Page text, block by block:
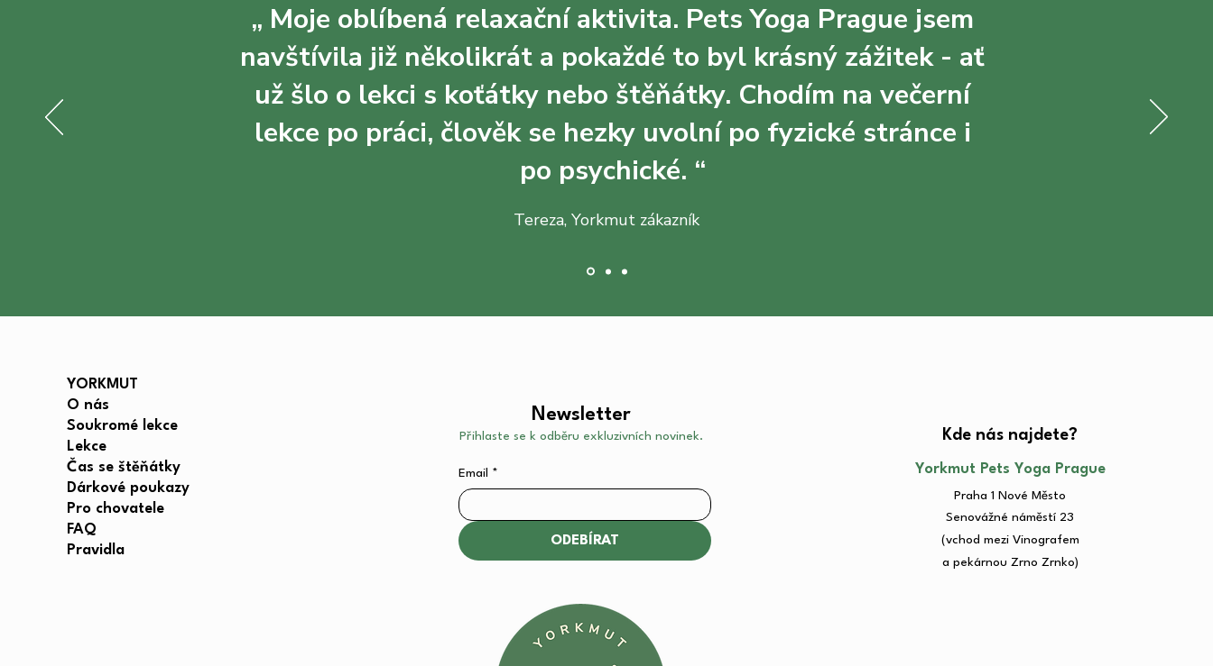
„ Moje oblíbená relaxační aktivita. Pets Yoga Prague jsem
navštívila již několikrát a pokaždé to byl krásný zážitek - ať
už šlo o lekci s koťátky nebo štěňátky. Chodím na večerní
lekce po práci, člověk se hezky uvolní po fyzické stránce i
po psychické. “
Tereza, Yorkmut zákazník
YORKMUT
O nás
Soukromé lekce
Lekce
Čas se štěňátky
Dárkové poukazy
Pro chovatele
FAQ
Pravidla
Email *
ODEBÍRAT
Newsletter
Přihlaste se k odběru exkluzivních novinek. Kde nás najdete?​
Yorkmut Pets Yoga Prague
Praha 1 Nové Město
Senovážné náměstí 23​
(vchod mezi Vinografem
a pekárnou Zrno Zrnko)